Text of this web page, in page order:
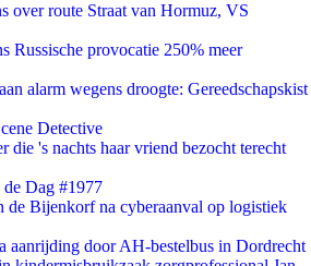
over route Straat van Hormuz, VS
Russische provocatie 250% meer
alarm wegens droogte: Gereedschapskist
Detective
die 's nachts haar vriend bezocht terecht
Dag #1977
de Bijenkorf na cyberaanval op logistiek
aanrijding door AH-bestelbus in Dordrecht